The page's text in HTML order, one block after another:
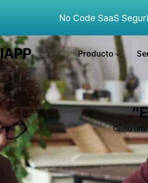
No Code SaaS
Producto
Cómo